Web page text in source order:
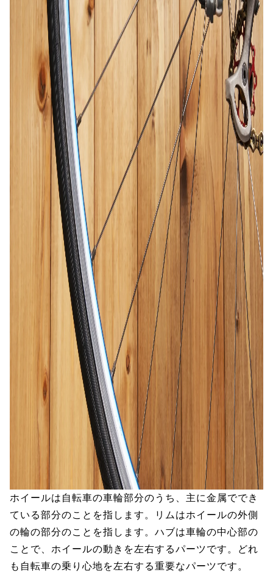
ホイールは自転車の車輪部分のうち、主に金属ででき
ている部分のことを指します。リムはホイールの外側
の輪の部分のことを指します。ハブは車輪の中心部の
ことで、ホイールの動きを左右するパーツです。どれ
も自転車の乗り心地を左右する重要なパーツです。